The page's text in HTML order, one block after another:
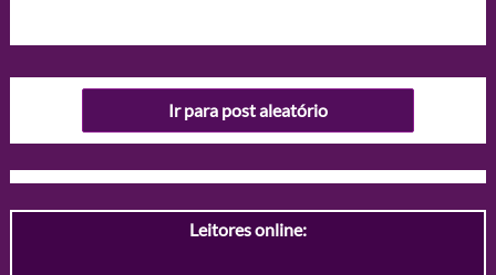
Ir para post aleatório
Leitores online: